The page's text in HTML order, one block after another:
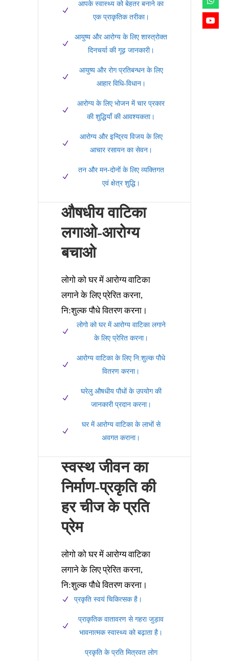
आपके स्वास्थ्य को बेहतर बनाने का
एक प्राकृतिक तरीका।
आयुष्य और आरोग्य के लिए शास्त्रोक्त
दिनचर्या की गूढ़ जानकारी।
आयुष्य और रोग प्रतिबन्धन के लिए
आहार विधि-विधान।
आरोग्य के लिए भोजन में चार प्रकार
की शुद्धियाँ की आवश्यकता।
आरोग्य और इन्द्रिय विजय के लिए
आचार रसायन का सेवन।
तन और मन-दोनों के लिए व्यक्तिगत
एवं क्षेत्र शुद्धि।
औषधीय वाटिका
लगाओ-आरोग्य
बचाओ
लोगो को घर में आरोग्य वाटिका
लगाने के लिए प्रेरित करना,
नि:शुल्क पौधे वितरण करना।
लोगो को घर में आरोग्य वाटिका लगाने
के लिए प्रेरित करना।
आरोग्य वाटिका के लिए नि:शुल्क पौधे
वितरण करना।
घरेलु औषधीय पौधों के उपयोग की
जानकारी प्रदान करना।
घर में आरोग्य वाटिका के लाभों से
अवगत कराना।
स्वस्थ जीवन का
निर्माण-प्रकृति की
हर चीज के प्रति
प्रेम
लोगो को घर में आरोग्य वाटिका
लगाने के लिए प्रेरित करना,
नि:शुल्क पौधे वितरण करना।
प्रकृति स्वयं चिकित्सक है।
प्राकृतिक वातावरण से गहरा जुड़ाव
भावनात्मक स्वास्थ्य को बढ़ाता है।
प्रकृति के प्रति मित्रवत लोग